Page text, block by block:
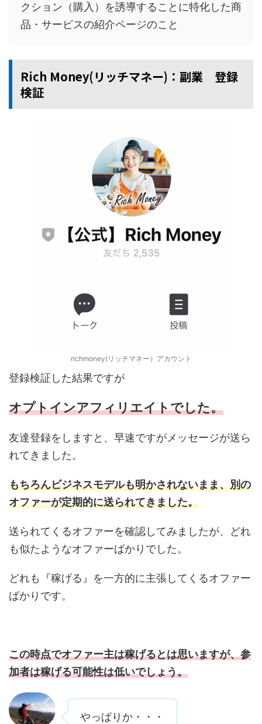
クション（購入）を誘導することに特化した商
品・サービスの紹介ページのこと
Rich Money(リッチマネー)：副業 登録
検証
richmoney(リッチマネー）アカウント
登録検証した結果ですが
オプトインアフィリエイトでした。
友達登録をしますと、早速ですがメッセージが送ら
れてきました。
もちろんビジネスモデルも明かされないまま、別の
オファーが定期的に送られてきました。
送られてくるオファーを確認してみましたが、どれ
も似たようなオファーばかりでした。
どれも『稼げる』を一方的に主張してくるオファー
ばかりです。
この時点でオファー主は稼げるとは思いますが、参
加者は稼げる可能性は低いでしょう。
やっぱりか・・・